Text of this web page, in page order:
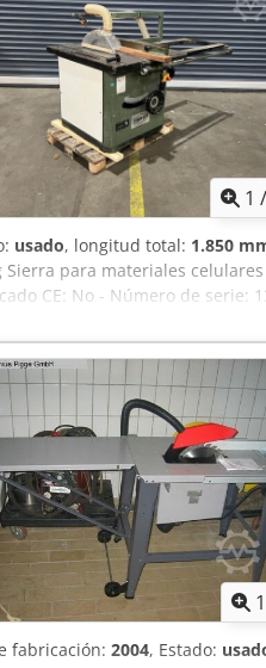
1 /
usado, longitud total: 1.850
Sierra para materiales
CE: No - Número de serie:
diámetro de la hoja de sierra
máximo de la hoja de sierra
Cjdpfezrm S Ijx Abboha -
de corriente [A]: 8,5 -
mm x 1400 mm (largo x
1 Información financiera IVA: El
IVA deducible para
para todos los productos del
1
fabricación: 2004, Estado: